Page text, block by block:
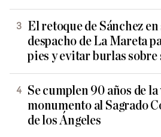
El retoque de Sánchez
despacho de La Mareta
pies y evitar burlas sobre
Se cumplen 90 años de
monumento al Sagrado
de los Ángeles